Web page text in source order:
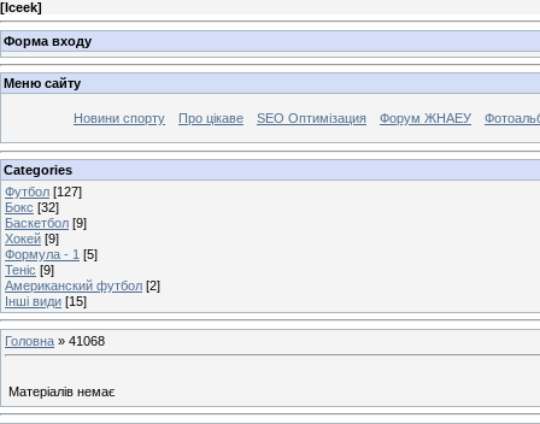
[Iceek]
Форма входу
Меню сайту
Новини спорту Про цікаве SEO Оптимізация Форум ЖНАЕУ
Categories
Футбол [127]
Бокс [32]
Баскетбол [9]
Хокей [9]
Формула - 1 [5]
Теніс [9]
Американский футбол [2]
Інші види [15]
Головна » 41068
Матеріалів немає